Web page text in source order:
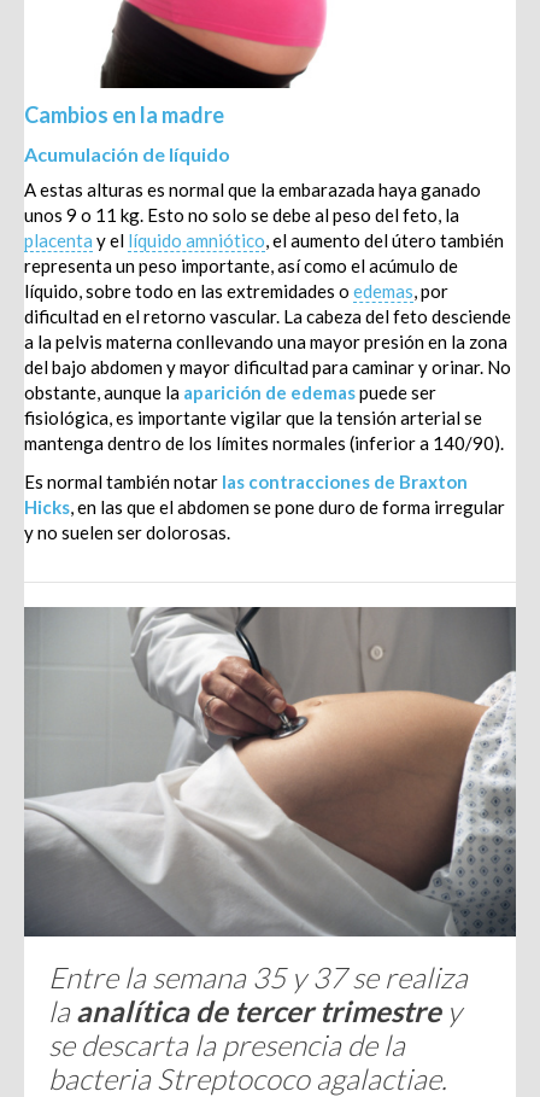
Cambios en la madre
Acumulación de líquido
A estas alturas es normal que la embarazada haya ganado
unos 9 o 11 kg. Esto no solo se debe al peso del feto, la
placenta y el líquido amniótico, el aumento del útero también
representa un peso importante, así como el acúmulo de
líquido, sobre todo en las extremidades o edemas, por
dificultad en el retorno vascular. La cabeza del feto desciende
a la pelvis materna conllevando una mayor presión en la zona
del bajo abdomen y mayor dificultad para caminar y orinar. No
obstante, aunque la aparición de edemaspuede ser
fisiológica, es importante vigilar que la tensión arterial se
mantenga dentro de los límites normales (inferior a 140/90).
Es normal también notar las contracciones de Braxton
Hicks, en las que el abdomen se pone duro de forma irregular
y no suelen ser dolorosas.
Entre la semana 35 y 37 se realiza
laanalítica de tercer trimestrey
se descarta la presencia de la
bacteriaStreptococo agalactiae.